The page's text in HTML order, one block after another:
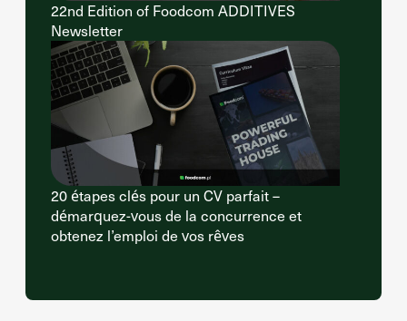
22nd Edition of Foodcom ADDITIVES
Newsletter
20 étapes clés pour un CV parfait –
démarquez-vous de la concurrence et
obtenez l’emploi de vos rêves